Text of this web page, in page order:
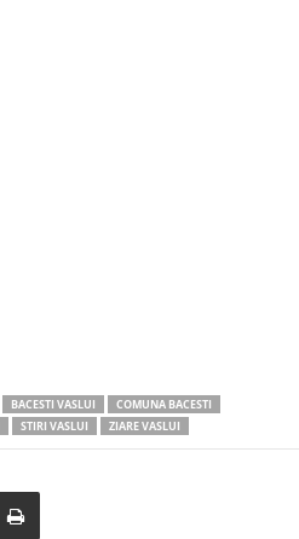
BACESTI VASLUI
COMUNA BACESTI
STIRI VASLUI ZIARE VASLUI